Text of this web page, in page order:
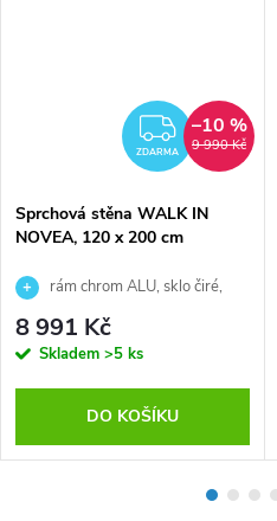
ZDARMA
ZDARMA 9 990 Kč
–10 %
Sprchová stěna WALK IN
NOVEA, 120 x 200 cm
rám chrom ALU, sklo čiré,
včetně upevňovacího ramena
8 991 Kč
Skladem >5 ks
DO KOŠÍKU